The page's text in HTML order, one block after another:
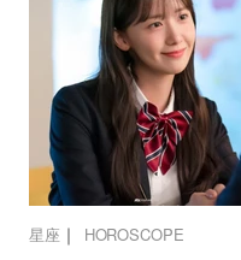
星座 ｜ HOROSCOPE